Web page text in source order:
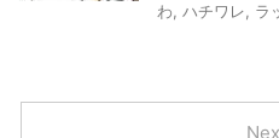
わ ハチワレ ラ